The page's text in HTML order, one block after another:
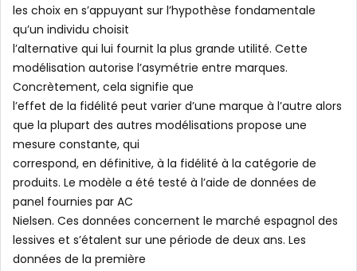
les choix en s’appuyant sur l’hypothèse fondamentale
qu’un individu choisit
l’alternative qui lui fournit la plus grande utilité. Cette
modélisation autorise l’asymétrie entre marques.
Concrètement, cela signifie que
l’effet de la fidélité peut varier d’une marque à l’autre alors
que la plupart des autres modélisations propose une
mesure constante, qui
correspond, en définitive, à la fidélité à la catégorie de
produits. Le modèle a été testé à l’aide de données de
panel fournies par AC
Nielsen. Ces données concernent le marché espagnol des
lessives et s’étalent sur une période de deux ans. Les
données de la première